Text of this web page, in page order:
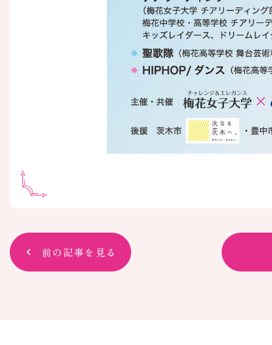
前の記事を見る